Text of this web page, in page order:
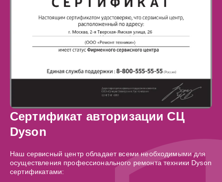
Сертификат авторизации СЦ
Dyson
Наш сервисный центр обладает всеми необходимыми для
осуществления профессионального ремонта техники Dyson
сертификатами: